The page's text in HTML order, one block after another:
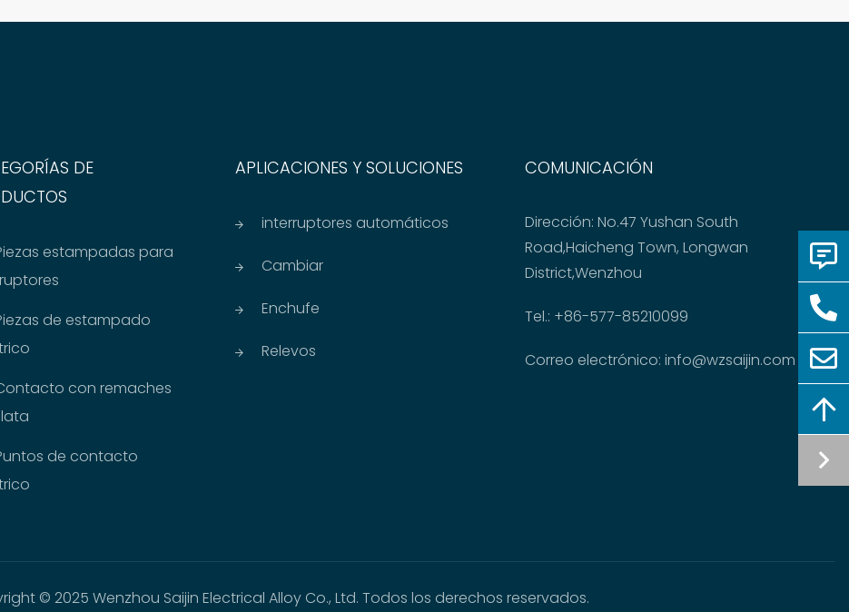
DE
estampadas para
de estampado
con remaches
de contacto
APLICACIONES Y SOLUCIONES
interruptores automáticos
Cambiar
Enchufe
Relevos
COMUNICACIÓN
Dirección: No.47 Yushan South
Road,Haicheng Town, Longwan
District,Wenzhou
Tel.: +86-577-85210099
Correo electrónico:info@wzsaijin.com
© 2025 Wenzhou Saijin Electrical Alloy Co., Ltd. Todos los derechos reservados.